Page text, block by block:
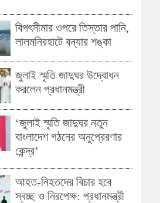
বিপৎসীমার ওপরে তিস্তার পানি,
লালমনিরহাটে বন্যার শঙ্কা
জুলাই স্মৃতি জাদুঘর উদ্বোধন
করলেন প্রধানমন্ত্রী
‘জুলাই স্মৃতি জাদুঘর নতুন
বাংলাদেশ গঠনের অনুপ্রেরণার
কেন্দ্র’
আহত-নিহতদের বিচার হবে
স্বচ্ছ ও নিরপেক্ষ: প্রধানমন্ত্রী